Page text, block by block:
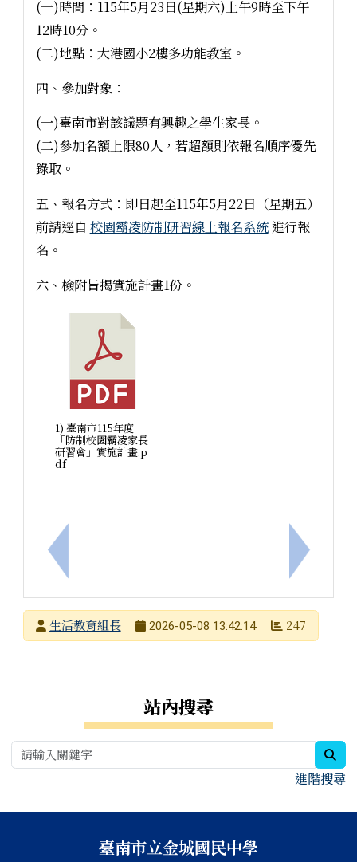
上一筆：114學年度第二學期第12週生活教育競賽成
(一)時間：115年5月23日(星期六)上午9時至下午
12時10分。
(二)地點：大港國小2樓多功能教室。
四、參加對象：
(一)臺南市對該議題有興趣之學生家長。
(二)參加名額上限80人，若超額則依報名順序優先
錄取。
五、報名方式：即日起至115年5月22日（星期五）
前請逕自 校園霸凌防制研習線上報名系統進行報
名。
六、檢附旨揭實施計畫1份。
1) 臺南市115年度
「防制校園霸凌家長
研習會」實施計畫.p
df
下一筆：
發布者生活教育組長
2026-05-08 13:42:14 247
站內搜尋
進階搜尋
頁尾區域內容臺南市立金城國民中學